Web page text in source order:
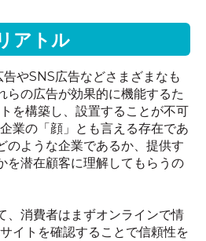
アトル
告やSNS広告などさまざまなも
らの広告が効果的に機能するた
を構築し、設置することが不可
業の「顔」とも言える存在であ
のような企業であるか、提供す
を潜在顧客に理解してもらうの
、消費者はまずオンラインで情
サイトを確認することで信頼性を